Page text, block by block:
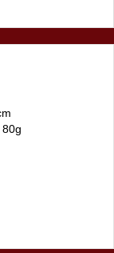
80g